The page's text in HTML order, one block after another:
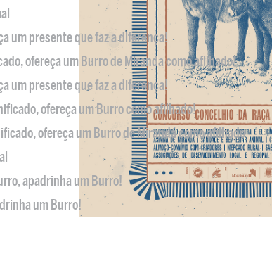
um presente que faz a diferença!
ofereça um Burro de Miranda como afilhado!
um presente que faz a diferença!
ofereça um Burro como afilhado!
ofereça um Burro de Miranda como afilhado
apadrinha um Burro!
um Burro!